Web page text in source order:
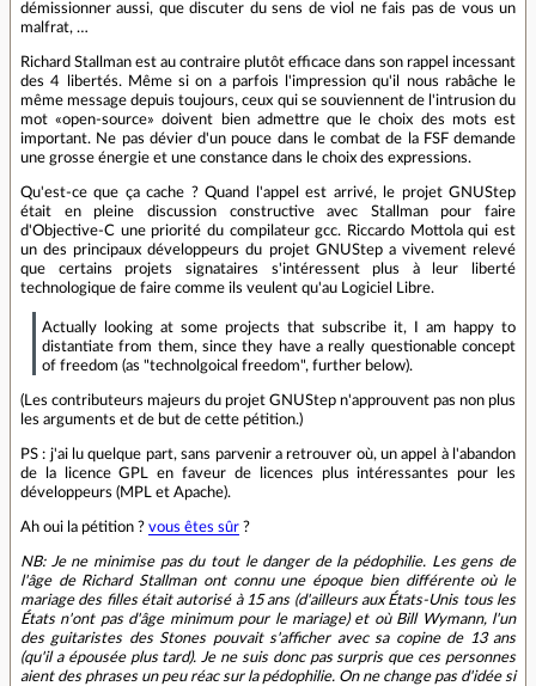
démissionner aussi, que discuter du sens de viol ne fais pas de vous un
malfrat, …
Richard Stallman est au contraire plutôt efficace dans son rappel incessant
des 4 libertés. Même si on a parfois l'impression qu'il nous rabâche le
même message depuis toujours, ceux qui se souviennent de l'intrusion du
mot «open-source» doivent bien admettre que le choix des mots est
important. Ne pas dévier d'un pouce dans le combat de la FSF demande
une grosse énergie et une constance dans le choix des expressions.
Qu'est-ce que ça cache ? Quand l'appel est arrivé, le projet GNUStep
était en pleine discussion constructive avec Stallman pour faire
d'Objective-C une priorité du compilateur gcc. Riccardo Mottola qui est
un des principaux développeurs du projet GNUStep a vivement relevé
que certains projets signataires s'intéressent plus à leur liberté
technologique de faire comme ils veulent qu'au Logiciel Libre.
Actually looking at some projects that subscribe it, I am happy to
distantiate from them, since they have a really questionable concept
of freedom (as "technolgoical freedom", further below).
(Les contributeurs majeurs du projet GNUStep n'approuvent pas non plus
les arguments et de but de cette pétition.)
PS : j'ai lu quelque part, sans parvenir a retrouver où, un appel à l'abandon
de la licence GPL en faveur de licences plus intéressantes pour les
développeurs (MPL et Apache).
Ah oui la pétition ? vous êtes sûr ?
NB: Je ne minimise pas du tout le danger de la pédophilie. Les gens de
l'âge de Richard Stallman ont connu une époque bien différente où le
mariage des filles était autorisé à 15 ans (d'ailleurs aux États-Unis tous les
États n'ont pas d'âge minimum pour le mariage) et où Bill Wymann, l'un
des guitaristes des Stones pouvait s'afficher avec sa copine de 13 ans
(qu'il a épousée plus tard). Je ne suis donc pas surpris que ces personnes
aient des phrases un peu réac sur la pédophilie. On ne change pas d'idée si